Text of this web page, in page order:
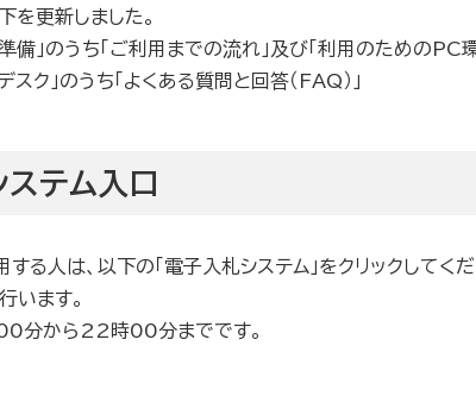
更新しました。
備」のうち「ご利用までの流れ」及び「利用のためのPC
」のうち「よくある質問と回答（FAQ）」
テム入口
る人は、以下の「電子入札システム」をクリックしてく
います。
分から22時00分までです。